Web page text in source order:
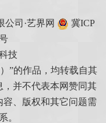
公司·艺界网
冀ICP
技
”的作品，均转载自其
并不代表本网赞同其
、版权和其它问题需
。